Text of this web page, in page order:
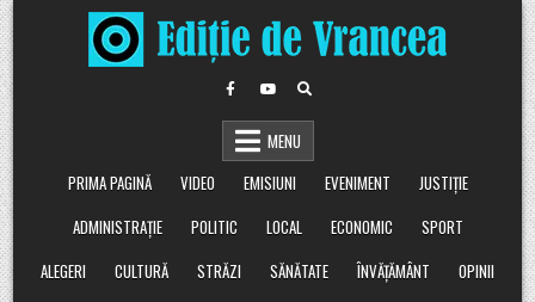
Skip
to
content
MENU
PRIMA PAGINĂ
VIDEO EMISIUNI EVENIMENT
JUSTIȚIE
ADMINISTRAȚIE
POLITIC LOCAL ECONOMIC
SPORT
ALEGERI
CULTURĂ STRĂZI SĂNĂTATE ÎNVĂȚĂMÂNT
OPINII